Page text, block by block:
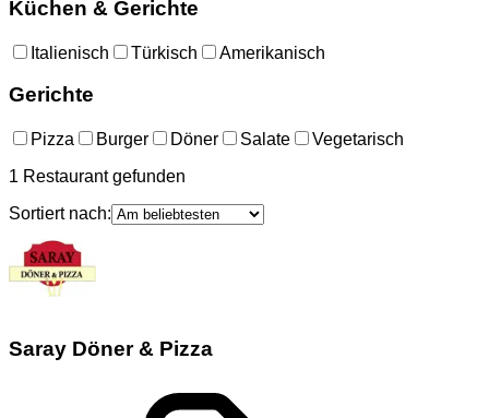
Küchen & Gerichte
Italienisch Türkisch Amerikanisch
Gerichte
Pizza Burger Döner Salate
Vegetarisch
1 Restaurantgefunden
Sortiert nach:
Saray Döner & Pizza